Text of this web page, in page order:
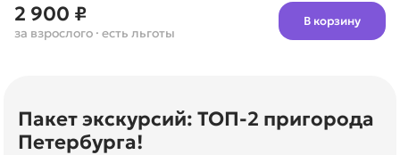
2 900 ₽
за взрослого · есть льготы
В корзину
Пакет экскурсий: ТОП-2 пригорода
Петербурга!